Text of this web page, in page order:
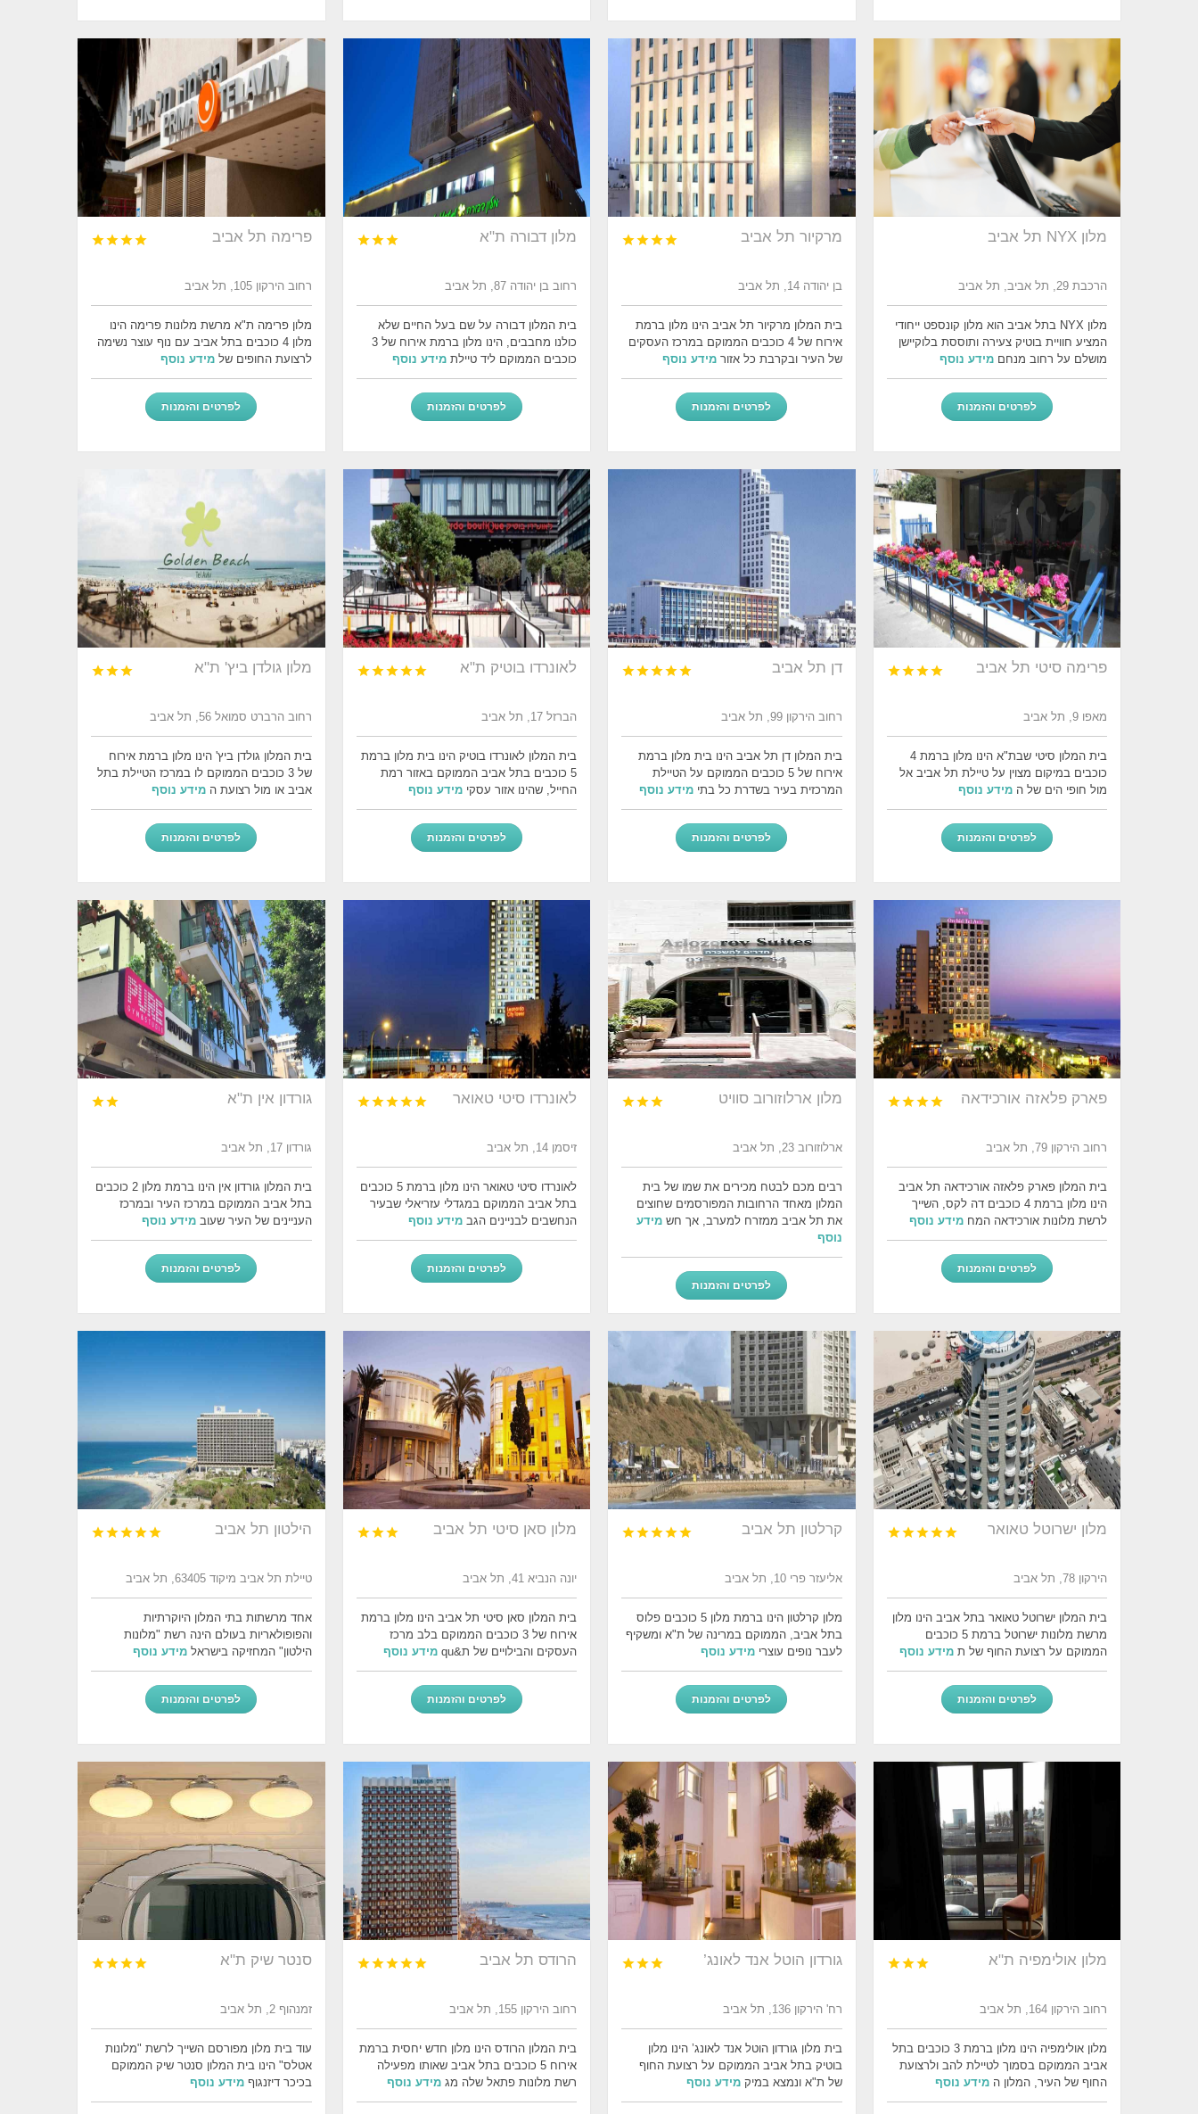
מלון NYX תל אביב
הרכבת 29, תל אביב, תל אביב
מלון NYX בתל אביב הוא מלון קונספט ייחודי
המציע חוויית בוטיק צעירה ותוססת בלוקיישן
מושלם על רחוב מנחם מידע נוסף
לפרטים והזמנות
מרקיור תל אביב 



בן יהודה 14, תל אביב
בית המלון מרקיור תל אביב הינו מלון ברמת
אירוח של 4 כוכבים הממוקם במרכז העסקים
של העיר ובקרבת כל אזורמידע נוסף
לפרטים והזמנות
מלון דבורה ת"א 


רחוב בן יהודה 87, תל אביב
בית המלון דבורה על שם בעל החיים שלא
כולנו מחבבים, הינו מלון ברמת אירוח של 3
כוכבים הממוקם ליד טיילת מידע נוסף
לפרטים והזמנות
פרימה תל אביב 



רחוב הירקון 105, תל אביב
מלון פרימה ת"א מרשת מלונות פרימה הינו
מלון 4 כוכבים בתל אביב עם נוף עוצר נשימה
לרצועת החופים שלמידע נוסף
לפרטים והזמנות
פרימה סיטי תל אביב 



מאפו 9, תל אביב
בית המלון סיטי שבת"א הינו מלון ברמת 4
כוכבים במיקום מצוין על טיילת תל אביב אל
מול חופי הים של ה מידע נוסף
לפרטים והזמנות
דן תל אביב 




רחוב הירקון 99, תל אביב
בית המלון דן תל אביב הינו בית מלון ברמת
אירוח של 5 כוכבים הממוקם על הטיילת
המרכזית בעיר בשדרת כל בתימידע נוסף
לפרטים והזמנות
לאונרדו בוטיק ת"א 




הברזל 17, תל אביב
בית המלון לאונרדו בוטיק הינו בית מלון ברמת
5 כוכבים בתל אביב הממוקם באזור רמת
החייל, שהינו אזור עסקי מידע נוסף
לפרטים והזמנות
מלון גולדן ביץ' ת"א 


רחוב הרברט סמואל 56, תל אביב
בית המלון גולדן ביץ' הינו מלון ברמת אירוח
של 3 כוכבים הממוקם לו במרכז הטיילת בתל
אביב או מול רצועת המידע נוסף
לפרטים והזמנות
פארק פלאזה אורכידאה 



רחוב הירקון 79, תל אביב
בית המלון פארק פלאזה אורכידאה תל אביב
הינו מלון ברמת 4 כוכבים דה לקס, השייך
לרשת מלונות אורכידאה המח מידע נוסף
לפרטים והזמנות
מלון ארלוזורוב סוויט 


ארלוזורוב 23, תל אביב
רבים מכם לבטח מכירים את שמו של בית
המלון מאחד הרחובות המפורסמים שחוצים
את תל אביב ממזרח למערב, אך חשמידע
נוסף
לפרטים והזמנות
לאונרדו סיטי טאואר 




זיסמן 14, תל אביב
לאונרדו סיטי טאואר הינו מלון ברמת 5 כוכבים
בתל אביב הממוקם במגדלי עזריאלי שבעיר
הנחשבים לבניינים הגב מידע נוסף
לפרטים והזמנות
גורדון אין ת"א 

גורדון 17, תל אביב
בית המלון גורדון אין הינו ברמת מלון 2 כוכבים
בתל אביב הממוקם במרכז העיר ובמרכז
העניינים של העיר שעובמידע נוסף
לפרטים והזמנות
מלון ישרוטל טאואר 




הירקון 78, תל אביב
בית המלון ישרוטל טאואר בתל אביב הינו מלון
מרשת מלונות ישרוטל ברמת 5 כוכבים
הממוקם על רצועת החוף של ת מידע נוסף
לפרטים והזמנות
קרלטון תל אביב 




אליעזר פרי 10, תל אביב
מלון קרלטון הינו ברמת מלון 5 כוכבים פלוס
בתל אביב, הממוקם במרינה של ת"א ומשקיף
לעבר נופים עוצרימידע נוסף
לפרטים והזמנות
מלון סאן סיטי תל אביב 


יונה הנביא 41, תל אביב
בית המלון סאן סיטי תל אביב הינו מלון ברמת
אירוח של 3 כוכבים הממוקם בלב מרכז
העסקים והבילויים של ת&qu
מידע נוסף
לפרטים והזמנות
הילטון תל אביב 




טיילת תל אביב מיקוד 63405, תל אביב
אחד מרשתות בתי המלון היוקרתיות
והפופולאריות בעולם הינה רשת "מלונות
הילטון" המחזיקה בישראלמידע נוסף
לפרטים והזמנות
מלון אולימפיה ת"א 


רחוב הירקון 164, תל אביב
מלון אולימפיה הינו מלון ברמת 3 כוכבים בתל
אביב הממוקם בסמוך לטיילת להב ולרצועת
החוף של העיר, המלון ה מידע נוסף
גורדון הוטל אנד לאונג’ 


רח' הירקון 136, תל אביב
בית מלון גורדון הוטל אנד לאונג’ הינו מלון
בוטיק בתל אביב הממוקם על רצועת החוף
של ת"א ונמצא במיקמידע נוסף
הרודס תל אביב 




רחוב הירקון 155, תל אביב
בית המלון הרודס הינו מלון חדש יחסית ברמת
אירוח 5 כוכבים בתל אביב שאותו מפעילה
רשת מלונות פתאל שלה מג מידע נוסף
סנטר שיק ת"א 



זמנהוף 2, תל אביב
עוד בית מלון מפורסם השייך לרשת "מלונות
אטלס" הינו בית המלון סנטר שיק הממוקם
בכיכר דיזנגוףמידע נוסף